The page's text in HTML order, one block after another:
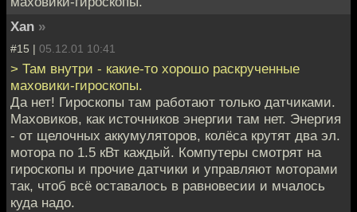
Xan »
#15 | 05.12.01 10:41
> Там внутри - какие-то хорошо раскрученные
маховики-гироскопы.
Да нет! Гироскопы там работают только датчиками.
Маховиков, как источников энергии там нет. Энергия
- от щелочных аккумуляторов, колёса крутят два эл.
мотора по 1.5 кВт каждый. Компутеры смотрят на
гироскопы и прочие датчики и управляют моторами
так, чтоб всё оставалось в равновесии и мчалось
куда надо.